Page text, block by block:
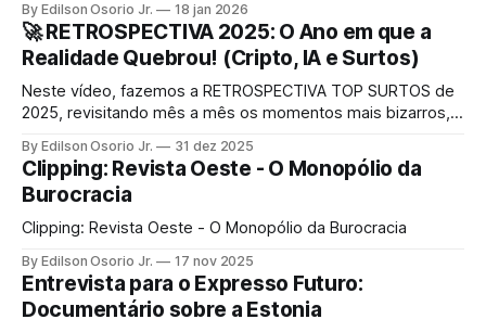
By Edilson Osorio Jr. 18 jan 2026
🚀 RETROSPECTIVA 2025: O Ano em que a
Realidade Quebrou! (Cripto, IA e Surtos)
Neste vídeo, fazemos a RETROSPECTIVA TOP SURTOS de
2025, revisitando mês a mês os momentos mais bizarros,
tecnológicas que marcaram o ano.
By Edilson Osorio Jr. 31 dez 2025
Clipping: Revista Oeste - O Monopólio da
Burocracia
Clipping: Revista Oeste - O Monopólio da Burocracia
By Edilson Osorio Jr. 17 nov 2025
Entrevista para o Expresso Futuro:
Documentário sobre a Estonia